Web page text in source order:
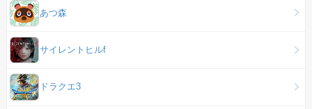
あつ森
サイレントヒルf
ドラクエ3